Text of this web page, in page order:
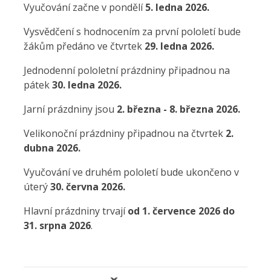
Vyučování začne v pondělí5. ledna 2026.
Vysvědčení s hodnocením za první pololetí bude
žákům předáno ve čtvrtek 29. ledna 2026.
Jednodenní pololetní prázdniny připadnou na
pátek30. ledna 2026.
Jarní prázdniny jsou 2. března - 8. března 2026.
Velikonoční prázdniny připadnou na čtvrtek 2.
dubna 2026.
Vyučování ve druhém pololetí bude ukončeno v
úterý30. června 2026.
Hlavní prázdniny trvajíod 1. července 2026 do
31. srpna 2026.